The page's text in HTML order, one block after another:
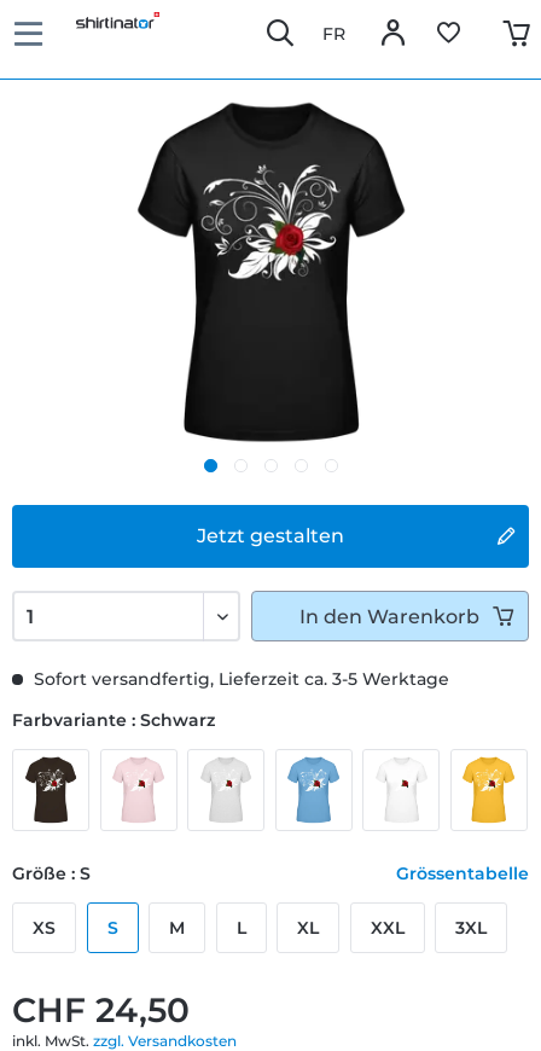
FR
Jetzt gestalten
CHF 24,50
inkl. MwSt. zzgl. Versandkosten
Sofort versandfertig, Lieferzeit ca. 3-5 Werktage
Farbvariante : Schwarz
Größe : S Grössentabelle
XS S M L XL XXL 3XL
In den Warenkorb